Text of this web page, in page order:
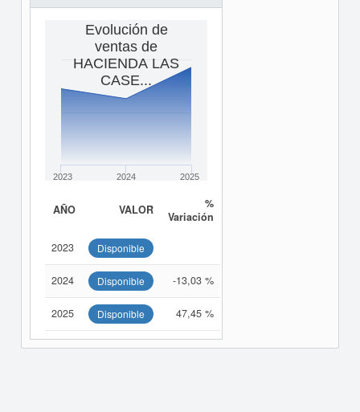
Evolución de
ventas de
HACIENDA LAS
CASE...
2023 2024 2025
AÑO VALOR
%
Variación
2023 Disponible
2024 Disponible -13,03 %
2025 Disponible 47,45 %